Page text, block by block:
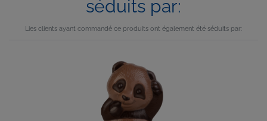
séduits par:
Lies clients ayant commandé ce produits ont également été séduits par: